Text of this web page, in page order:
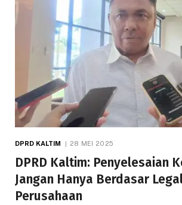
DPRD KALTIM 28 MEI 2025
DPRD Kaltim: Penyelesaian
Jangan Hanya Berdasar
Perusahaan